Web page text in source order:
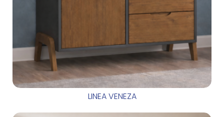
LINEA VENEZA